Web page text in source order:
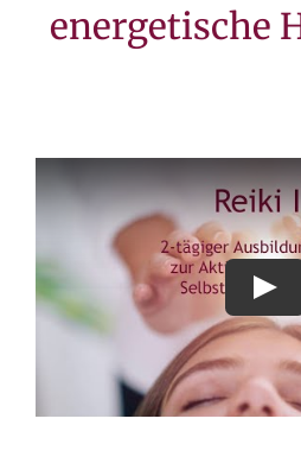
energetische
Play